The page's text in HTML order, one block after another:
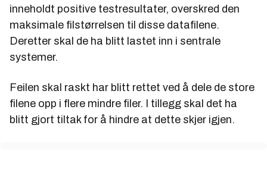
inneholdt positive testresultater, overskred den
maksimale filstørrelsen til disse datafilene.
Deretter skal de ha blitt lastet inn i sentrale
systemer.
Feilen skal raskt har blitt rettet ved å dele de store
filene opp i flere mindre filer. I tillegg skal det ha
blitt gjort tiltak for å hindre at dette skjer igjen.